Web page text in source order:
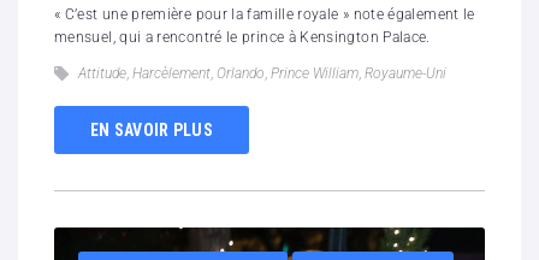
« C’est une première pour la famille royale » note également le
mensuel, qui a rencontré le prince à Kensington Palace.
Attitude, Harcèlement, Orlando, Prince William, Royaume-Uni
EN SAVOIR PLUS